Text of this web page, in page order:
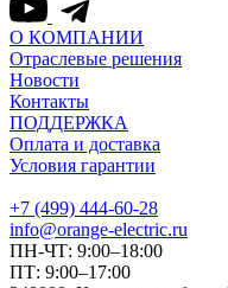
О КОМПАНИИ
Отраслевые решения
Новости
Контакты
ПОДДЕРЖКА
Оплата и доставка
Условия гарантии
+7 (499) 444-60-28
info@orange-electric.ru
ПН-ЧТ: 9:00–18:00
ПТ: 9:00–17:00